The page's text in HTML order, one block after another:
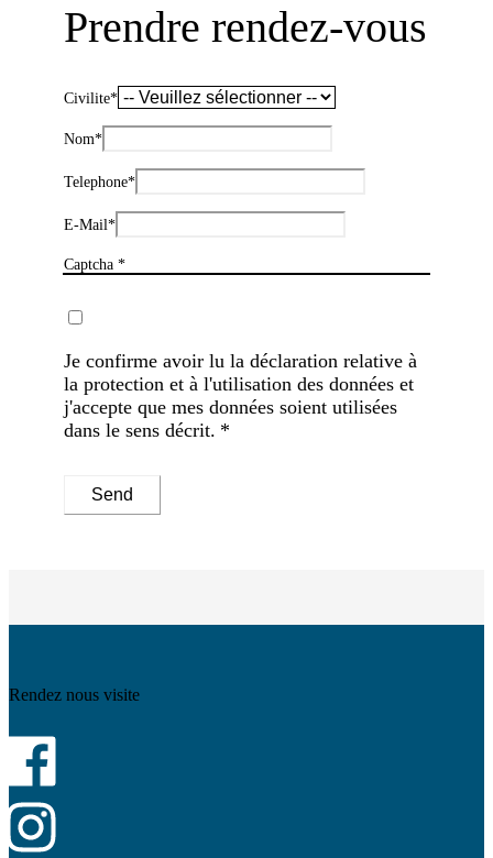
Prendre rendez-vous
Civilite*
Nom*
Telephone*
E-Mail*
Captcha *
Je confirme avoir lu la déclaration relative à
la protection et à l'utilisation des données et
j'accepte que mes données soient utilisées
dans le sens décrit.
Send
Rendez nous visite